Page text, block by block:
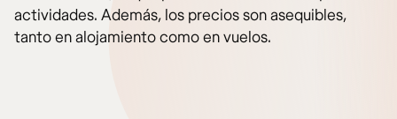
actividades. Además, los precios son asequibles,
tanto en alojamiento como en vuelos.